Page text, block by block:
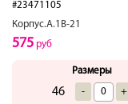
#23471105
Корпус.А.1В-21
575 руб
Размеры
46 - +